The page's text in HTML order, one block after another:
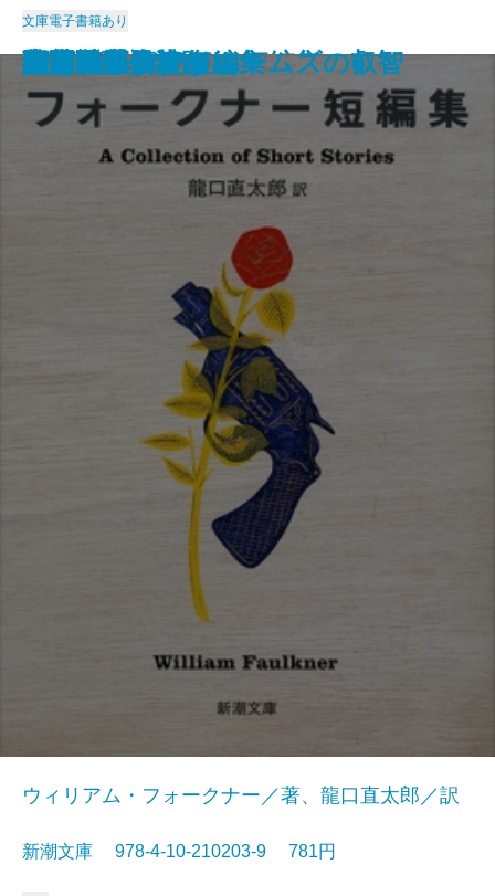
マンスフィールド短編集
太陽の季節
赤と黒〔上〕
ポー詩集
マノン・レスコー
郷愁
智恵子抄
草の花
夜間飛行
父・こんなこと
文庫電子書籍あり
フォークナー短編集
ウィリアム・フォークナー／著、龍口直太郎／訳
新潮文庫 978-4-10-210203-9 781円
細雪〔上〕
細雪〔中〕
細雪〔下〕
大和路・信濃路
野菊の墓
西部戦線異状なし
シャーロック・ホームズの叡智
人間について
サンクチュアリ